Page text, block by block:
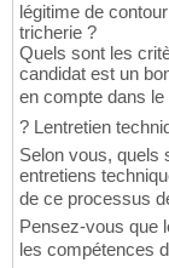
légitime de
tricherie ?
Quels sont les
candidat est un
en compte dans le
? Lentretien
Selon vous, quels
entretiens
de ce processus
Pensez-vous que
les compétences